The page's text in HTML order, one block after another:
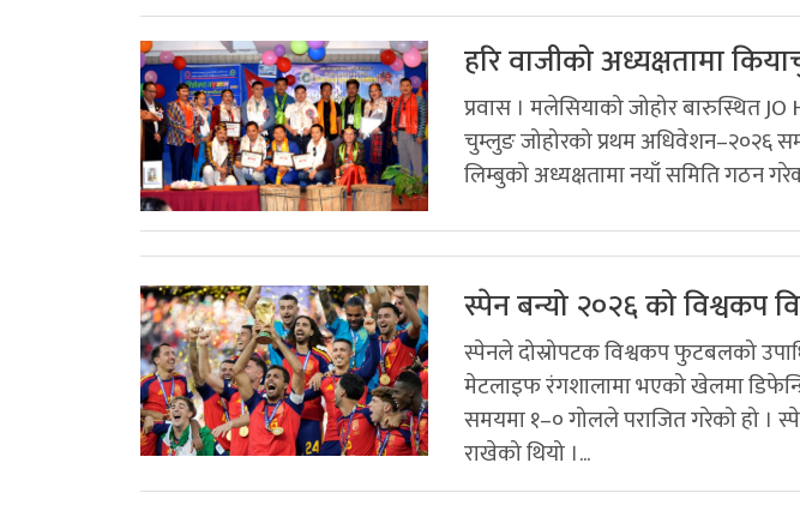
हरि वाजीको अध्यक्षतामा
प्रवास । मलेसियाको जोहोर बारुस्थित
चुम्लुङ जोहोरको प्रथम अधिवेशन–२०२६
लिम्बुको अध्यक्षतामा नयाँ समिति गठन
स्पेन बन्यो २०२६ को विश्वकप
स्पेनले दोस्रोपटक विश्वकप फुटबलको
मेटलाइफ रंगशालामा भएको खेलमा
समयमा १–० गोलले पराजित गरेको हो ।
राखेको थियो ।...